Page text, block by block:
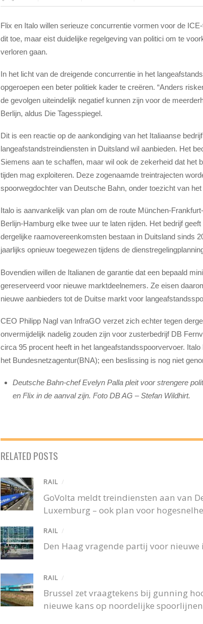
Flix en Italo willen serieuze concurrentie vormen voor de
dit toe, maar eist duidelijke regelgeving van politici om te
verloren gaan.
In het licht van de dreigende concurrentie in het
opgeroepen een beter politiek kader te creëren. “Anders
de gevolgen uiteindelijk negatief kunnen zijn voor de
Berlijn, aldus Die Tagesspiegel.
Dit is een reactie op de aankondiging van het Italiaanse
langeafstandstreindiensten in Duitsland wil aanbieden. Het
Siemens aan te schaffen, maar wil ook de zekerheid dat het
tijden mag exploiteren. Deze zogenaamde treintrajecten
spoorwegdochter van Deutsche Bahn, onder toezicht van
Italo is aanvankelijk van plan om de route München-
Berlijn-Hamburg elke twee uur te laten rijden. Het bedrijf
dergelijke raamovereenkomsten bestaan in Duitsland sinds
jaarlijks opnieuw toegewezen tijdens de
Bovendien willen de Italianen de garantie dat een bepaald
gereserveerd voor nieuwe marktdeelnemers. Ze eisen
nieuwe aanbieders tot de Duitse markt voor
CEO Philipp Nagl van InfraGO verzet zich echter tegen
onvermijdelijk nadelig zouden zijn voor zusterbedrijf DB
circa 95 procent heeft in het langeafstandsspoorvervoer.
het Bundesnetzagentur(BNA); een beslissing is nog niet
Deutsche Bahn-chef Evelyn Palla pleit voor strengere
en Flix in de aanval zijn. Foto DB AG – Stefan Wildhirt.
RELATED POSTS
RAIL /
GoVolta meldt treindiensten aan van
Luxemburg – ook plan voor
RAIL /
Den Haag vragende partij voor
RAIL /
Brussel zet vraagtekens bij gunning
nieuwe kans op noordelijke